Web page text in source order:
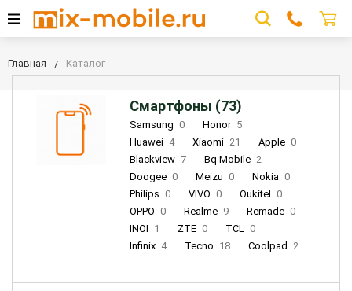
Главная Каталог
Смартфоны (73)
Samsung 0 Honor 5
Huawei 4 Xiaomi 21 Apple 0
Blackview 7 Bq Mobile 2
Doogee 0 Meizu 0 Nokia 0
Philips 0 VIVO 0 Oukitel
0
OPPO 0 Realme 9 Remade 0
INOI 1 ZTE 0 TCL 0
Infinix 4 Tecno 18 Coolpad 2